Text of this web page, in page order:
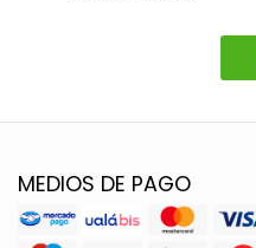
MEDIOS DE PAGO